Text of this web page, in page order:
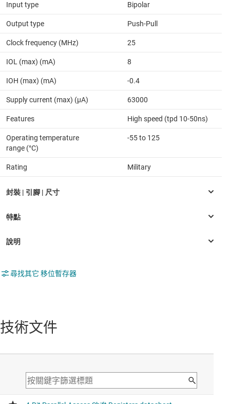
Input type Bipolar
Output type Push-Pull
Clock frequency (MHz) 25
IOL (max) (mA) 8
IOH (max) (mA) -0.4
Supply current (max) (µA) 63000
Features High speed (tpd 10-50ns)
Operating temperature
range (°C)
-55 to 125
Rating Military
尋找其它 移位暫存器
技術文件